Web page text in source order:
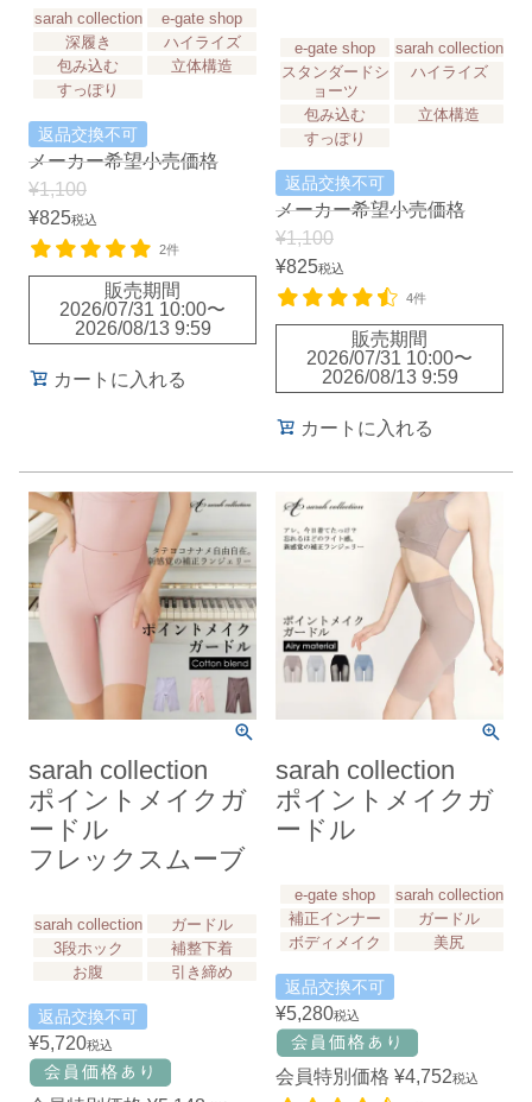
sarah collection
e-gate shop
深履き
ハイライズ
包み込む
立体構造
すっぽり
返品交換不可
メーカー希望小売価格
¥1,100
¥825税込
2件
販売期間
2026/07/31 10:00〜
2026/08/13 9:59
カートに入れる
e-gate shop
sarah collection
スタンダードシ
ョーツ
ハイライズ
包み込む
立体構造
すっぽり
返品交換不可
メーカー希望小売価格
¥1,100
¥825税込
4件
販売期間
2026/07/31 10:00〜
2026/08/13 9:59
カートに入れる
sarah collection
ポイントメイクガ
ードル
フレックスムーブ
sarah collection
ガードル
3段ホック
補整下着
お腹
引き締め
返品交換不可
¥5,720税込
sarah collection
ポイントメイクガ
ードル
e-gate shop
sarah collection
補正インナー
ガードル
ボディメイク
美尻
返品交換不可
¥5,280税込
会員特別価格 ¥4,752税込